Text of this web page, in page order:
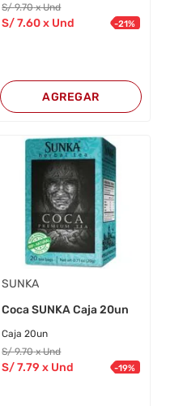
S/9.70 x Und
S/7.60x Und -21%
AGREGAR
SUNKA
Coca SUNKA Caja 20un
Caja 20un
S/9.70 x Und
S/7.79 x Und -19%